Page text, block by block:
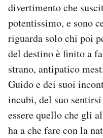
divertimento che
potentissimo, e sono
riguarda solo chi poi
del destino è finito a
strano, antipatico
Guido e dei suoi
incubi, del suo
essere quello che gli
ha a che fare con la